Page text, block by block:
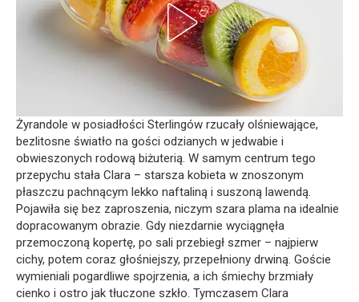
Żyrandole w posiadłości Sterlingów rzucały olśniewające,
bezlitosne światło na gości odzianych w jedwabie i
obwieszonych rodową biżuterią. W samym centrum tego
przepychu stała Clara – starsza kobieta w znoszonym
płaszczu pachnącym lekko naftaliną i suszoną lawendą.
Pojawiła się bez zaproszenia, niczym szara plama na idealnie
dopracowanym obrazie. Gdy niezdarnie wyciągnęła
przemoczoną kopertę, po sali przebiegł szmer – najpierw
cichy, potem coraz głośniejszy, przepełniony drwiną. Goście
wymieniali pogardliwe spojrzenia, a ich śmiechy brzmiały
cienko i ostro jak tłuczone szkło. Tymczasem Clara